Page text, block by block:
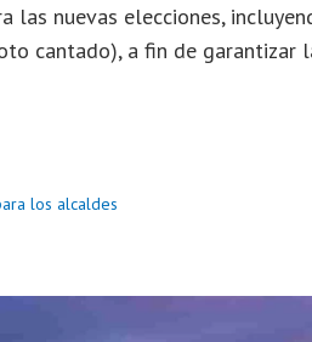
las nuevas elecciones,
cantado), a fin de garantizar
los alcaldes